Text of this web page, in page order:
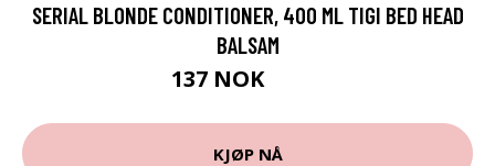
SERIAL BLONDE CONDITIONER, 400 ML TIGI BED HEAD
BALSAM
137 NOK
KJØP NÅ